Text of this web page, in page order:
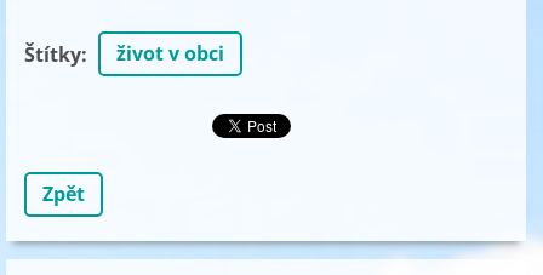
Štítky: život v obci
Zpět